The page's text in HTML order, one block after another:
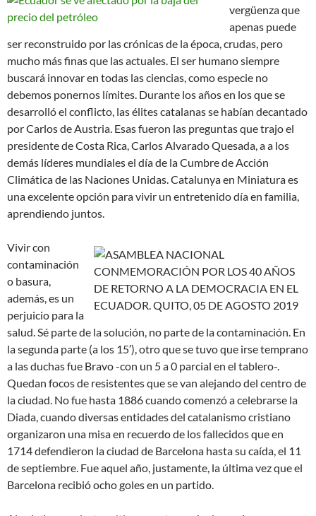
vergüenza que
apenas puede
ser reconstruido por las crónicas de la época, crudas, pero
mucho más finas que las actuales. El ser humano siempre
buscará innovar en todas las ciencias, como especie no
debemos ponernos límites. Durante los años en los que se
desarrolló el conflicto, las élites catalanas se habían decantado
por Carlos de Austria. Esas fueron las preguntas que trajo el
presidente de Costa Rica, Carlos Alvarado Quesada, a a los
demás líderes mundiales el día de la Cumbre de Acción
Climática de las Naciones Unidas. Catalunya en Miniatura es
una excelente opción para vivir un entretenido día en familia,
aprendiendo juntos.
Vivir con
contaminación
o basura,
además, es un
perjuicio para la
salud. Sé parte de la solución, no parte de la contaminación. En
la segunda parte (a los 15′), otro que se tuvo que irse temprano
a las duchas fue Bravo -con un 5 a 0 parcial en el tablero-.
Quedan focos de resistentes que se van alejando del centro de
la ciudad. No fue hasta 1886 cuando comenzó a celebrarse la
Diada, cuando diversas entidades del catalanismo cristiano
organizaron una misa en recuerdo de los fallecidos que en
1714 defendieron la ciudad de Barcelona hasta su caída, el 11
de septiembre. Fue aquel año, justamente, la última vez que el
Barcelona recibió ocho goles en un partido.